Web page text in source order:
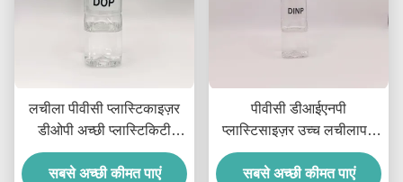
लचीला पीवीसी प्लास्टिकाइज़र
डीओपी अच्छी प्लास्टिकिटी
पीवीसी उत्पादों के लिए स्थायित्व
सबसे अच्छी कीमत पाएं
पीवीसी डीआईएनपी
प्लास्टिसाइज़र उच्च लचीलापन
स्थिरता पीवीसी उत्पाद
डीआईएनपी डीआइसोनोनिल
सबसे अच्छी कीमत पाएं